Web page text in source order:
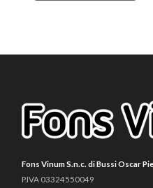
Fons Vinum S.n.c. di Bussi Oscar
P.IVA 03324550049